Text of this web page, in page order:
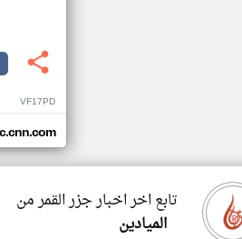
VF17PD
تابع اخر اخبار جزر القمر من
الميادين